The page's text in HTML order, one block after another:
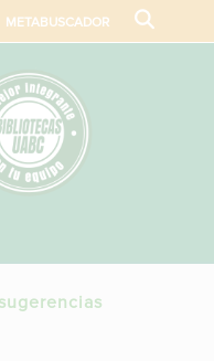
METABUSCADOR